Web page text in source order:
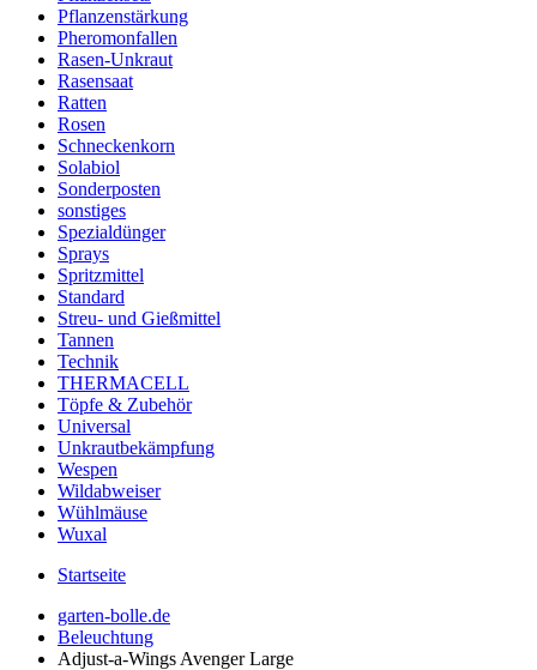
Pflanzenstärkung
Pheromonfallen
Rasen-Unkraut
Rasensaat
Ratten
Rosen
Schneckenkorn
Solabiol
Sonderposten
sonstiges
Spezialdünger
Sprays
Spritzmittel
Standard
Streu- und Gießmittel
Tannen
Technik
THERMACELL
Töpfe & Zubehör
Universal
Unkrautbekämpfung
Wespen
Wildabweiser
Wühlmäuse
Wuxal
Startseite
garten-bolle.de
Beleuchtung
Adjust-a-Wings Avenger Large